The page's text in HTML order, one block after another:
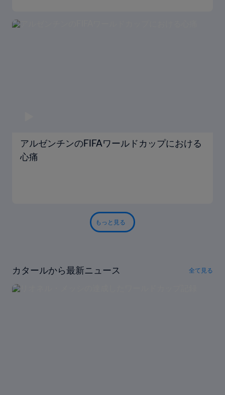
アルゼンチンのFIFAワールドカップにおける
心痛
もっと見る
カタールから最新ニュース 全て見る